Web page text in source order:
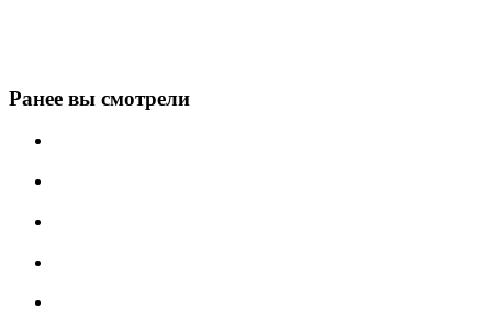
Ранее вы смотрели